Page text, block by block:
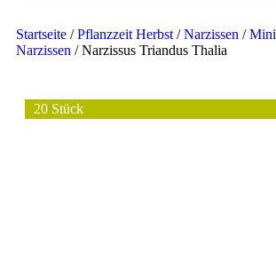
Startseite /Pflanzzeit Herbst /Narzissen /Mini
Narzissen / Narzissus Triandus Thalia
20 Stück